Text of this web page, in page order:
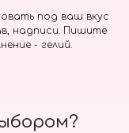
под ваш вкус
надписи. Пишите
- гелий.